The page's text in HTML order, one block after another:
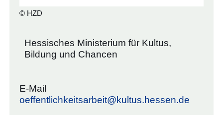
© HZD
Hessisches Ministerium für Kultus,
Bildung und Chancen
E-Mail
oeffentlichkeitsarbeit@kultus.hessen.de